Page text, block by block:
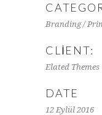
Branding /
CLIENT:
Elated Themes
DATE
12 Eylül 2016